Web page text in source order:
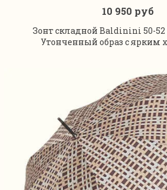
В корзину
10 950 руб
Зонт складной Baldinini 50-52
Утонченный образ с ярким